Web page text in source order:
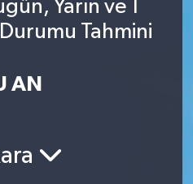
Yarın ve 1
Tahmini
AN